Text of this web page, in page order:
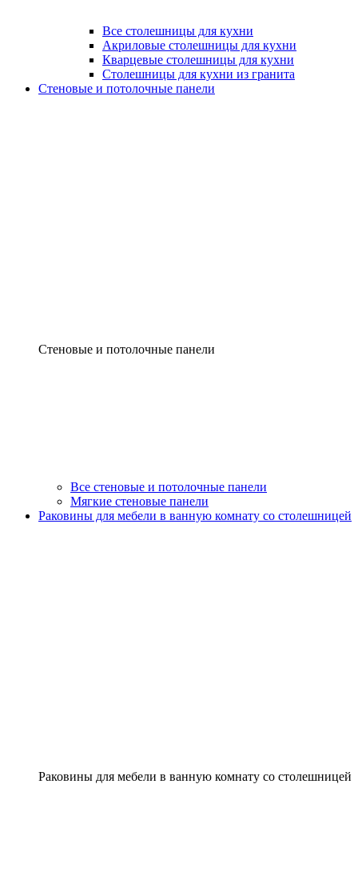
Все столешницы для кухни
Акриловые столешницы для кухни
Кварцевые столешницы для кухни
Столешницы для кухни из гранита
Стеновые и потолочные панели
Стеновые и потолочные панели
Все стеновые и потолочные панели
Мягкие стеновые панели
Раковины для мебели в ванную комнату со столешницей
Раковины для мебели в ванную комнату со столешницей